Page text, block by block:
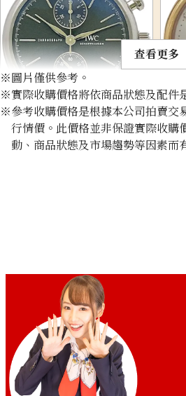
IWC Portofino
Chronograph 39 IW391405
IWC Portugieser Perpetual
Calendar IW344207
查看更多
※圖片僅供參考。
※實際收購價格將依商品狀態及配件
※參考收購價格是根據本公司拍賣交
行情價。此價格並非保證實際收購
動、商品狀態及市場趨勢等因素而